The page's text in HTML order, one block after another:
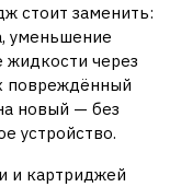
стоит заменить:
уменьшение
жидкости через
повреждённый
новый — без
устройство.
и картриджей